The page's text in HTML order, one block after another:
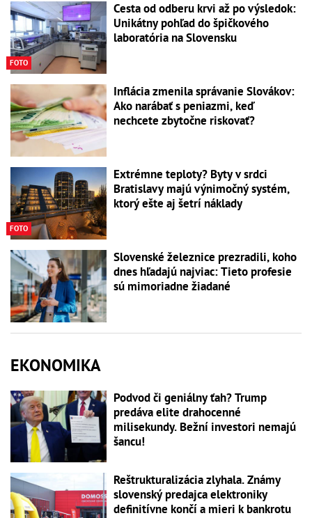
FOTO
Cesta od odberu krvi až po výsledok:
Unikátny pohľad do špičkového
laboratória na Slovensku
Inflácia zmenila správanie Slovákov:
Ako narábať s peniazmi, keď
nechcete zbytočne riskovať?
FOTO
Extrémne teploty? Byty v srdci
Bratislavy majú výnimočný systém,
ktorý ešte aj šetrí náklady
Slovenské železnice prezradili, koho
dnes hľadajú najviac: Tieto profesie
sú mimoriadne žiadané
EKONOMIKA
Podvod či geniálny ťah? Trump
predáva elite drahocenné
milisekundy. Bežní investori nemajú
šancu!
Reštrukturalizácia zlyhala. Známy
slovenský predajca elektroniky
definitívne končí a mieri k bankrotu